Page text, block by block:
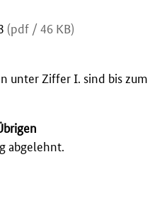
(pdf / 46 KB)
unter Ziffer I. sind bis zum
abgelehnt.